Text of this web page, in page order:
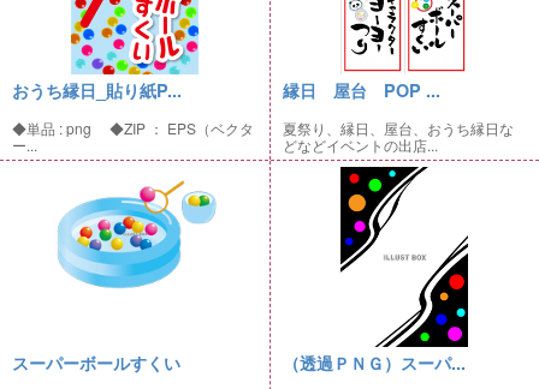
おうち縁日_貼り紙P...
◆単品 : png ◆ZIP ： EPS（ベクタ
ー...
縁日 屋台 POP ...
夏祭り、縁日、屋台、おうち縁日な
どなどイベントの出店...
スーパーボールすくい （透過ＰＮＧ）スーパ...